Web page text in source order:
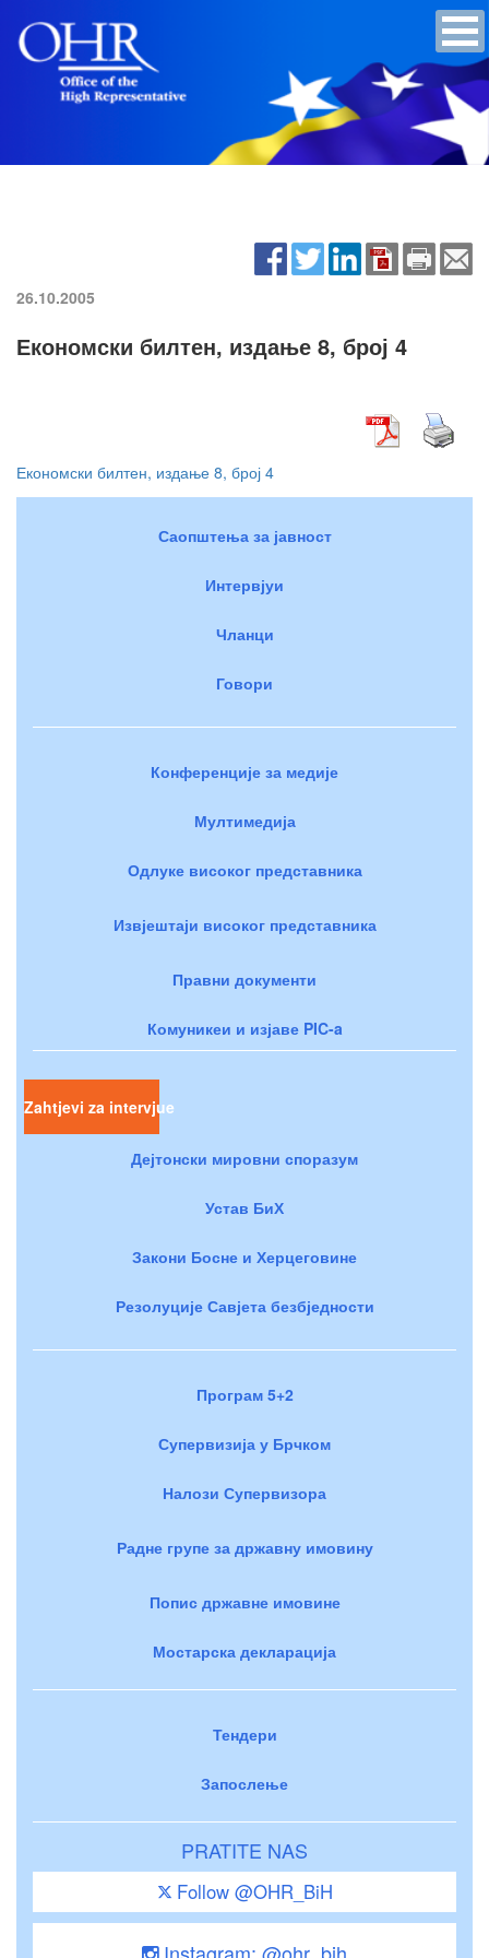
26.10.2005
Економски билтен, издање 8, број 4
Економски билтен, издање 8, број 4
Саопштења за јавност
Интервјуи
Чланци
Говори
Конференције за медије
Мултимедија
Одлуке високог представника
Извјештаји високог представника
Правни документи
Комуникеи и изјаве PIC-a
Zahtjevi za intervjue
Дејтонски мировни споразум
Устав БиХ
Закони Босне и Херцеговине
Резолуције Савјета безбједности
Програм 5+2
Супервизија у Брчком
Налози Супервизора
Радне групе за државну имовину
Попис државне имовине
Мостарска декларација
Тендери
Запослење
PRATITE NAS
Follow @OHR_BiH
Instagram: @ohr_bih